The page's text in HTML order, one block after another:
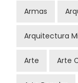
Armas
Arquitectura
Arte Arte